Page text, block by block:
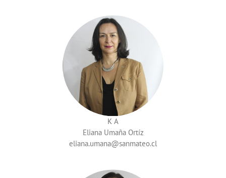
K A
Eliana Umaña Ortíz
eliana.umana